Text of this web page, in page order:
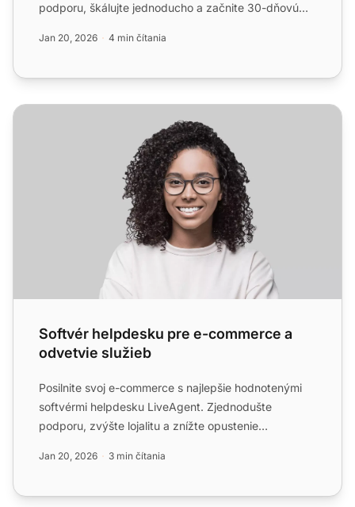
podporu, škálujte jednoducho a začnite 30-dňovú
Jan 20, 2026 4 min čítania
Softvér helpdesku pre e-commerce a odvetvie služieb
Softvér helpdesku pre e-commerce a
odvetvie služieb
Posilnite svoj e-commerce s najlepšie hodnotenými
softvérmi helpdesku LiveAgent. Zjednodušte
podporu, zvýšte lojalitu a znížte opustenie
Jan 20, 2026 3 min čítania